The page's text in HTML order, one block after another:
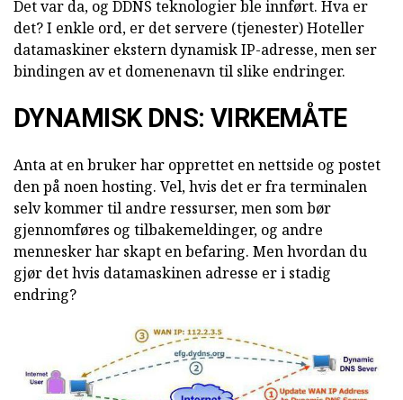
Det var da, og DDNS teknologier ble innført. Hva er
det? I enkle ord, er det servere (tjenester) Hoteller
datamaskiner ekstern dynamisk IP-adresse, men ser
bindingen av et domenenavn til slike endringer.
DYNAMISK DNS: VIRKEMÅTE
Anta at en bruker har opprettet en nettside og postet
den på noen hosting. Vel, hvis det er fra terminalen
selv kommer til andre ressurser, men som bør
gjennomføres og tilbakemeldinger, og andre
mennesker har skapt en befaring. Men hvordan du
gjør det hvis datamaskinen adresse er i stadig
endring?